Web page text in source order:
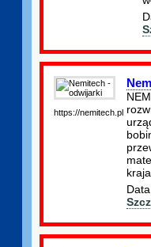
https://nemitech.pl